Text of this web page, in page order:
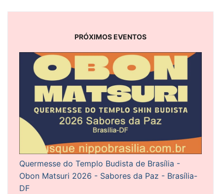
PRÓXIMOS EVENTOS
Quermesse do Templo Budista de Brasília -
Obon Matsuri 2026 - Sabores da Paz - Brasília-
DF